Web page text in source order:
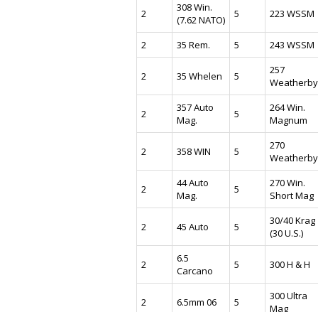
2
308 Win.
(7.62 NATO)
5 223 WSSM
2 35 Rem. 5 243 WSSM
2 35 Whelen 5
257
Weatherby
2
357 Auto
Mag.
5
264 Win.
Magnum
2 358 WIN 5
270
Weatherby
2
44 Auto
Mag.
5
270 Win.
Short Mag
2 45 Auto 5
30/40 Krag
(30 U.S.)
2
6.5
Carcano
5 300 H & H
2 6.5mm 06 5
300 Ultra
Mag